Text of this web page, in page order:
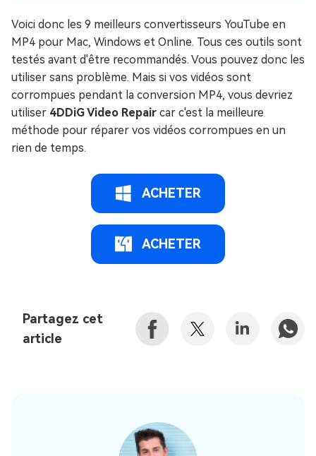
Voici donc les 9 meilleurs convertisseurs YouTube en
MP4 pour Mac, Windows et Online. Tous ces outils sont
testés avant d'être recommandés. Vous pouvez donc les
utiliser sans problème. Mais si vos vidéos sont
corrompues pendant la conversion MP4, vous devriez
utiliser 4DDiG Video Repair car c'est la meilleure
méthode pour réparer vos vidéos corrompues en un
rien de temps.
ACHETER
ACHETER
Partagez cet
article